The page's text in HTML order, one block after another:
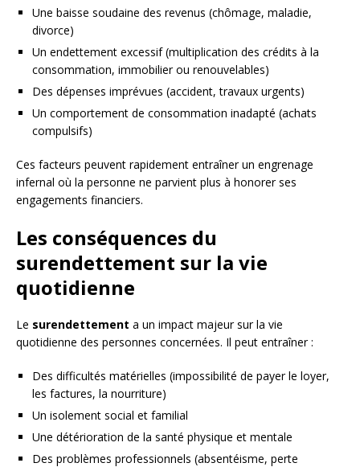
Une baisse soudaine des revenus (chômage, maladie,
divorce)
Un endettement excessif (multiplication des crédits à la
consommation, immobilier ou renouvelables)
Des dépenses imprévues (accident, travaux urgents)
Un comportement de consommation inadapté (achats
compulsifs)
Ces facteurs peuvent rapidement entraîner un engrenage
infernal où la personne ne parvient plus à honorer ses
engagements financiers.
Les conséquences du
surendettement sur la vie
quotidienne
Le surendettement a un impact majeur sur la vie
quotidienne des personnes concernées. Il peut entraîner :
Des difficultés matérielles (impossibilité de payer le loyer,
les factures, la nourriture)
Un isolement social et familial
Une détérioration de la santé physique et mentale
Des problèmes professionnels (absentéisme, perte